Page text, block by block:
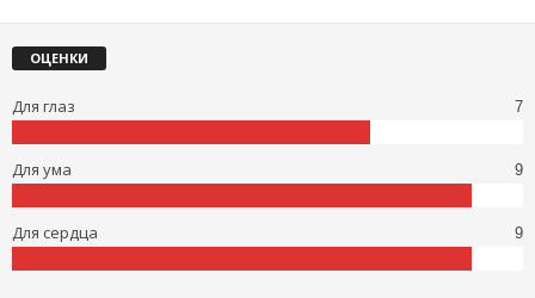
ОЦЕНКИ
Для глаз 7
Для ума 9
Для сердца 9